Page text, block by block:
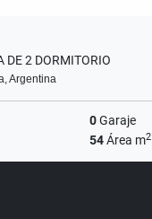
DE 2 DORMITORIO
Argentina
0Garaje
54Área m2